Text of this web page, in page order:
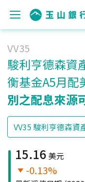
VV35
駿利亨德森資
衡基金A5月配
別之配息來源
15.16 美元
-0.13%